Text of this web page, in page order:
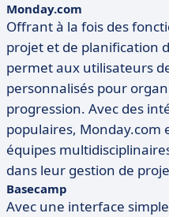
Monday.com
Offrant à la fois des
projet et de planification
permet aux utilisateurs
personnalisés pour
progression. Avec des
populaires, Monday.com
équipes
dans leur gestion de
Basecamp
Avec une interface